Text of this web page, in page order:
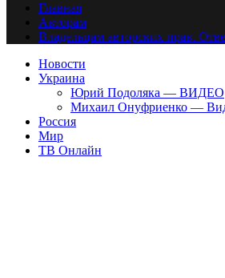
Главная
Авторам
Владельцам авторских прав.
Новости
Украина
Юрий Подоляка — ВИДЕО
Михаил Онуфриенко —
Россия
Мир
ТВ Онлайн